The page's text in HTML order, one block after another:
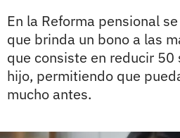
En la Reforma pensional
que brinda un bono a las
que consiste en reducir 50
hijo, permitiendo que
mucho antes.